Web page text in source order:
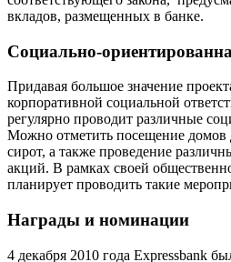
вкладов, размещенных в банке.
Социально-
Придавая большое значение
корпоративной социальной
регулярно проводит различные
Можно отметить посещение домов
сирот, а также проведение
акций. В рамках своей
планирует проводить такие
Награды и номинации
4 декабря 2010 года Expressbank